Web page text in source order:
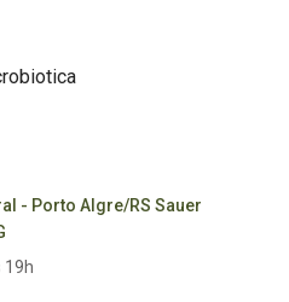
- Porto Algre/RS Sauer
19h